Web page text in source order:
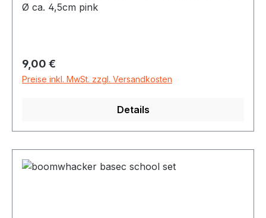
Ø ca. 4,5cm pink
Regulärer Preis:
9,00 €
Preise inkl. MwSt. zzgl. Versandkosten
Details